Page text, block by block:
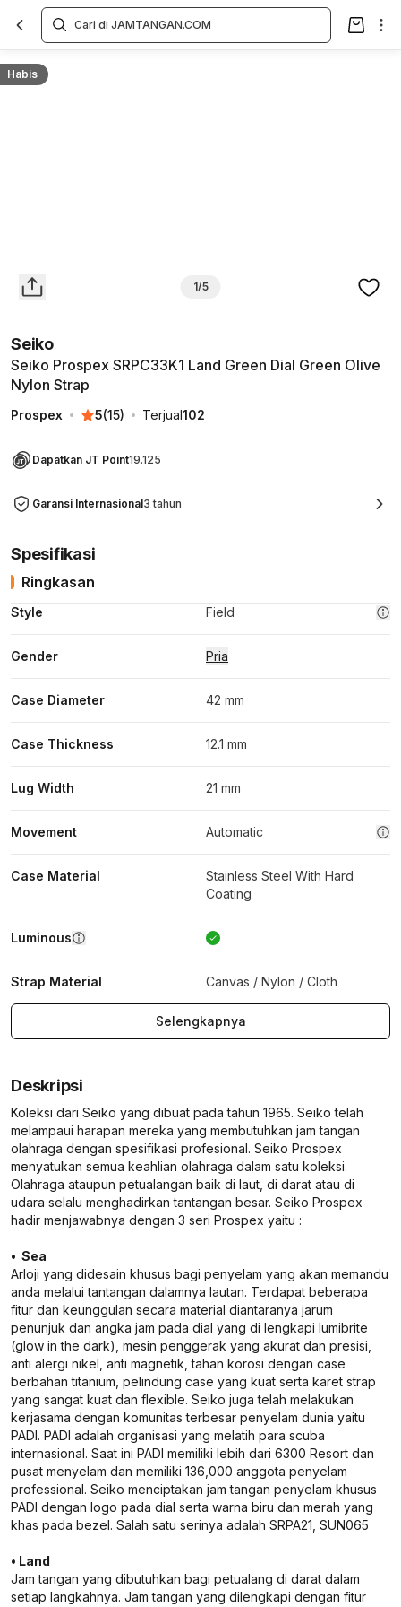
Habis
1/5
Seiko
Seiko Prospex SRPC33K1 Land Green Dial Green Olive
Nylon Strap
Prospex 5(15) Terjual102
Dapatkan JT Point19.125
Garansi Internasional3 tahun
Overview
Spesifikasi
Ringkasan
Style Field
Gender Pria
Case Diameter 42 mm
Case Thickness 12.1 mm
Lug Width 21 mm
Movement Automatic
Case Material
Stainless Steel With Hard
Coating
Luminous
Strap Material Canvas / Nylon / Cloth
Selengkapnya
Deskripsi
Koleksi dari Seiko yang dibuat pada tahun 1965. Seiko telah
melampaui harapan mereka yang membutuhkan jam tangan
olahraga dengan spesifikasi profesional. Seiko Prospex
menyatukan semua keahlian olahraga dalam satu koleksi.
Olahraga ataupun petualangan baik di laut, di darat atau di
udara selalu menghadirkan tantangan besar. Seiko Prospex
hadir menjawabnya dengan 3 seri Prospex yaitu :
• Sea
Arloji yang didesain khusus bagi penyelam yang akan memandu
anda melalui tantangan dalamnya lautan. Terdapat beberapa
fitur dan keunggulan secara material diantaranya jarum
penunjuk dan angka jam pada dial yang di lengkapi lumibrite
(glow in the dark), mesin penggerak yang akurat dan presisi,
anti alergi nikel, anti magnetik, tahan korosi dengan case
berbahan titanium, pelindung case yang kuat serta karet strap
yang sangat kuat dan flexible. Seiko juga telah melakukan
kerjasama dengan komunitas terbesar penyelam dunia yaitu
PADI. PADI adalah organisasi yang melatih para scuba
internasional. Saat ini PADI memiliki lebih dari 6300 Resort dan
pusat menyelam dan memiliki 136,000 anggota penyelam
professional. Seiko menciptakan jam tangan penyelam khusus
PADI dengan logo pada dial serta warna biru dan merah yang
khas pada bezel. Salah satu serinya adalah SRPA21, SUN065
• Land
Jam tangan yang dibutuhkan bagi petualang di darat dalam
setiap langkahnya. Jam tangan yang dilengkapi dengan fitur